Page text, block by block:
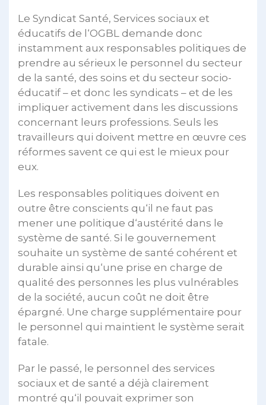
Le Syndicat Santé, Services sociaux et
éducatifs de l‘OGBL demande donc
instamment aux responsables politiques de
prendre au sérieux le personnel du secteur
de la santé, des soins et du secteur socio-
éducatif – et donc les syndicats – et de les
impliquer activement dans les discussions
concernant leurs professions. Seuls les
travailleurs qui doivent mettre en œuvre ces
réformes savent ce qui est le mieux pour
eux.
Les responsables politiques doivent en
outre être conscients qu‘il ne faut pas
mener une politique d‘austérité dans le
système de santé. Si le gouvernement
souhaite un système de santé cohérent et
durable ainsi qu‘une prise en charge de
qualité des personnes les plus vulnérables
de la société, aucun coût ne doit être
épargné. Une charge supplémentaire pour
le personnel qui maintient le système serait
fatale.
Par le passé, le personnel des services
sociaux et de santé a déjà clairement
montré qu‘il pouvait exprimer son